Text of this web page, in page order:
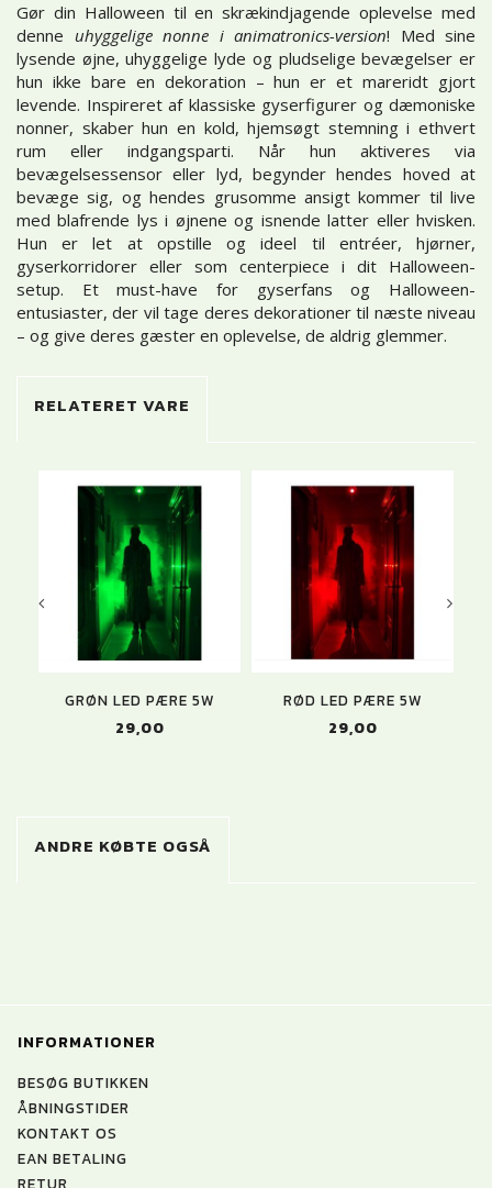
Gør din Halloween til en skrækindjagende oplevelse med
denne uhyggelige nonne i animatronics-version! Med sine
lysende øjne, uhyggelige lyde og pludselige bevægelser er
hun ikke bare en dekoration – hun er et mareridt gjort
levende. Inspireret af klassiske gyserfigurer og dæmoniske
nonner, skaber hun en kold, hjemsøgt stemning i ethvert
rum eller indgangsparti. Når hun aktiveres via
bevægelsessensor eller lyd, begynder hendes hoved at
bevæge sig, og hendes grusomme ansigt kommer til live
med blafrende lys i øjnene og isnende latter eller hvisken.
Hun er let at opstille og ideel til entréer, hjørner,
gyserkorridorer eller som centerpiece i dit Halloween-
setup. Et must-have for gyserfans og Halloween-
entusiaster, der vil tage deres dekorationer til næste niveau
– og give deres gæster en oplevelse, de aldrig glemmer.
RELATERET VARE
GRØN LED PÆRE 5W
29,00
RØD LED PÆRE 5W
29,00
ANDRE KØBTE OGSÅ
INFORMATIONER
BESØG BUTIKKEN
ÅBNINGSTIDER
KONTAKT OS
EAN BETALING